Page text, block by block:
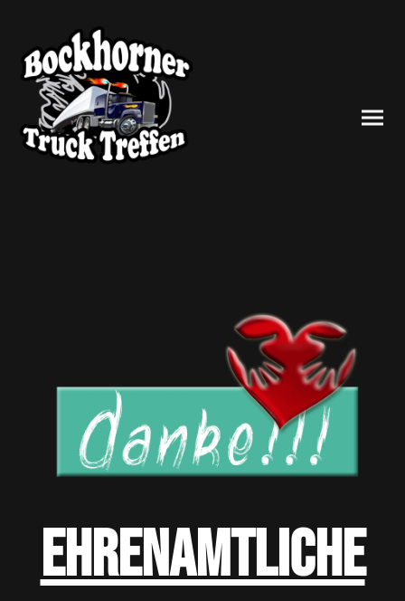
Ehrenamtliche